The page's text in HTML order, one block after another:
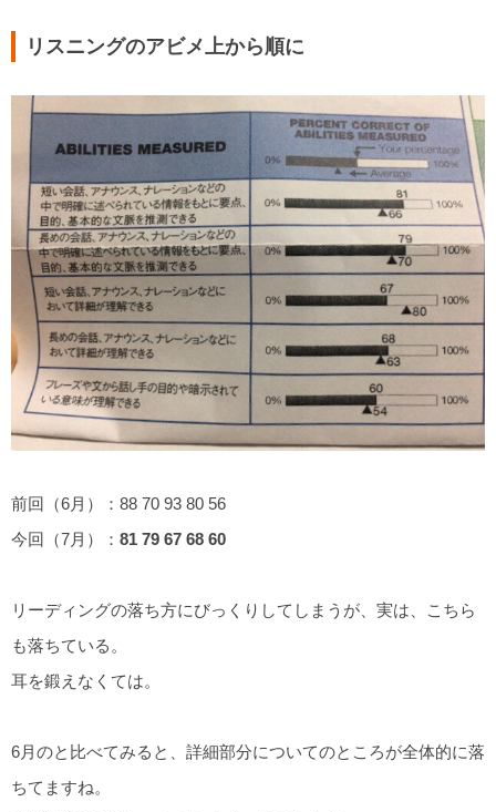
リスニングのアビメ上から順に
前回（6月）：88 70 93 80 56
今回（7月）： 81 79 67 68 60
リーディングの落ち方にびっくりしてしまうが、実は、こちら
も落ちている。
耳を鍛えなくては。
6月のと比べてみると、詳細部分についてのところが全体的に落
ちてますね。